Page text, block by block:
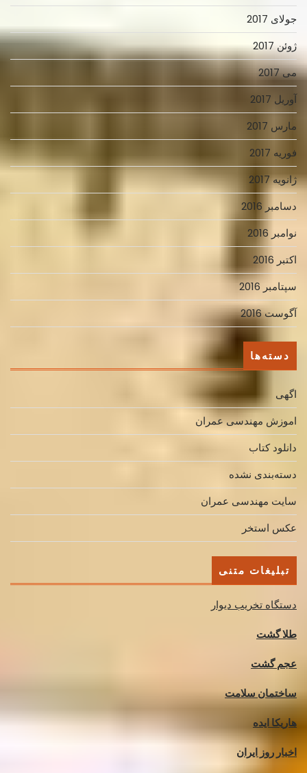
جولای 2017
ژوئن 2017
می 2017
آوریل 2017
مارس 2017
فوریه 2017
ژانویه 2017
دسامبر 2016
نوامبر 2016
اکتبر 2016
سپتامبر 2016
آگوست 2016
دسته‌ها
اگهی
اموزش مهندسی عمران
دانلود کتاب
دسته‌بندی نشده
سایت مهندسی عمران
عکس استخر
تبلیغات متنی
دستگاه تخریب دیوار
طلا گشت
عجم گشت
ساختمان سلامت
هاریکا ایده
اخبار روز ایران